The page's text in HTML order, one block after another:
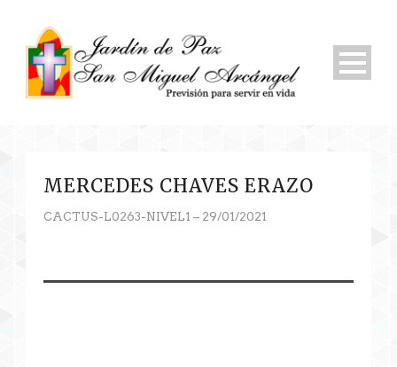
MERCEDES CHAVES ERAZO
CACTUS-L0263-NIVEL1 – 29/01/2021